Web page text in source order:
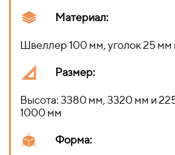
Материал:
Швеллер 100 мм, уголок 25 мм
Размер:
Высота: 3380 мм, 3320 мм и
1000 мм
Форма: